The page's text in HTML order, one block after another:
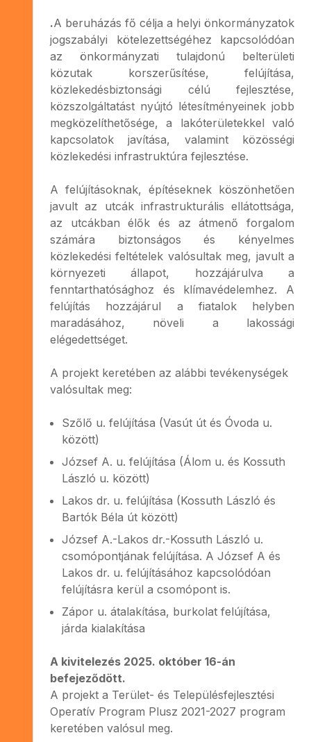
.A beruházás fő célja a helyi önkormányzatok
jogszabályi kötelezettségéhez kapcsolódóan
az önkormányzati tulajdonú belterületi
közutak korszerűsítése, felújítása,
közlekedésbiztonsági célú fejlesztése,
közszolgáltatást nyújtó létesítményeinek jobb
megközelíthetősége, a lakóterületekkel való
kapcsolatok javítása, valamint közösségi
közlekedési infrastruktúra fejlesztése.
A felújításoknak, építéseknek köszönhetően
javult az utcák infrastrukturális ellátottsága,
az utcákban élők és az átmenő forgalom
számára biztonságos és kényelmes
közlekedési feltételek valósultak meg, javult a
környezeti állapot, hozzájárulva a
fenntarthatósághoz és klímavédelemhez. A
felújítás hozzájárul a fiatalok helyben
maradásához, növeli a lakossági
elégedettséget.
A projekt keretében az alábbi tevékenységek
valósultak meg:
Szőlő u. felújítása (Vasút út és Óvoda u.
között)
József A. u. felújítása (Álom u. és Kossuth
László u. között)
Lakos dr. u. felújítása (Kossuth László és
Bartók Béla út között)
József A.-Lakos dr.-Kossuth László u.
csomópontjának felújítása. A József A és
Lakos dr. u. felújításához kapcsolódóan
felújításra kerül a csomópont is.
Zápor u. átalakítása, burkolat felújítása,
járda kialakítása
A kivitelezés 2025. október 16-án
befejeződött.
A projekt a Terület- és Településfejlesztési
Operatív Program Plusz 2021-2027 program
keretében valósul meg.